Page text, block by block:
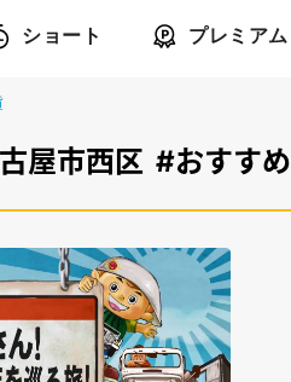
ショート プレミアム
屋市西区 #おすすめ